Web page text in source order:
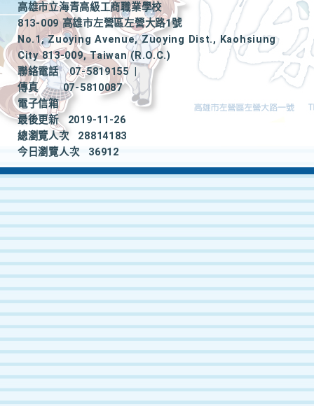
高雄市立海青高級工商職業學校
813-009 高雄市左營區左營大路1號
No.1, Zuoying Avenue, Zuoying Dist., Kaohsiung
City 813-009, Taiwan (R.O.C.)
聯絡電話
07-5819155
|
傳真
07-5810087
電子信箱
最後更新
2019-11-26
總瀏覽人次
28814183
今日瀏覽人次
36912